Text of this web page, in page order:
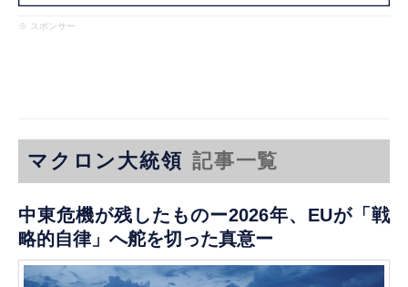
※ スポンサー
マクロン大統領 記事一覧
中東危機が残したものー2026年、EUが「戦
略的自律」へ舵を切った真意ー